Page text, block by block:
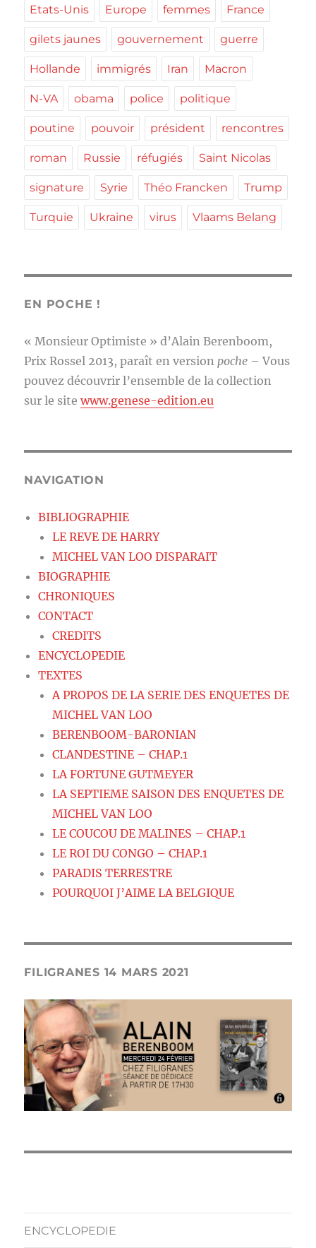
Etats-Unis Europe femmes France
gilets jaunes gouvernement guerre
Hollande immigrés Iran Macron
N-VA obama police politique
poutine pouvoir président rencontres
roman Russie réfugiés Saint Nicolas
signature Syrie Théo Francken Trump
Turquie Ukraine virus Vlaams Belang
EN POCHE !
« Monsieur Optimiste » d’Alain Berenboom,
Prix Rossel 2013, paraît en version poche – Vous
pouvez découvrir l’ensemble de la collection
sur le sitewww.genese-edition.eu
NAVIGATION
BIBLIOGRAPHIE
LE REVE DE HARRY
MICHEL VAN LOO DISPARAIT
BIOGRAPHIE
CHRONIQUES
CONTACT
CREDITS
ENCYCLOPEDIE
TEXTES
A PROPOS DE LA SERIE DES ENQUETES DE
MICHEL VAN LOO
BERENBOOM-BARONIAN
CLANDESTINE – CHAP.1
LA FORTUNE GUTMEYER
LA SEPTIEME SAISON DES ENQUETES DE
MICHEL VAN LOO
LE COUCOU DE MALINES – CHAP.1
LE ROI DU CONGO – CHAP.1
PARADIS TERRESTRE
POURQUOI J’AIME LA BELGIQUE
FILIGRANES 14 MARS 2021
ENCYCLOPEDIE